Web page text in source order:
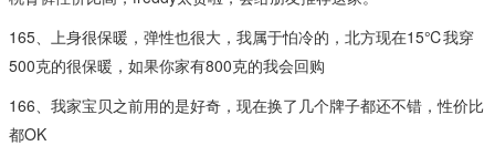
165、上身很保暖，弹性也很大，我属于怕冷的，北方现在15℃我穿
500克的很保暖，如果你家有800克的我会回购
166、我家宝贝之前用的是好奇，现在换了几个牌子都还不错，性价比
都OK